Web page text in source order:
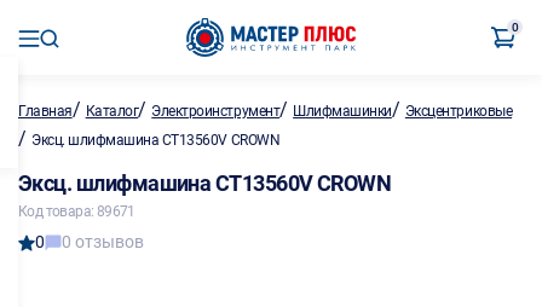
0
Главная/ Каталог/ Электроинструмент/ Шлифмашинки/ Эксцентриковые
/ Эксц. шлифмашина CT13560V CROWN
Эксц. шлифмашина CT13560V CROWN
Код товара: 89671
0 0 отзывов